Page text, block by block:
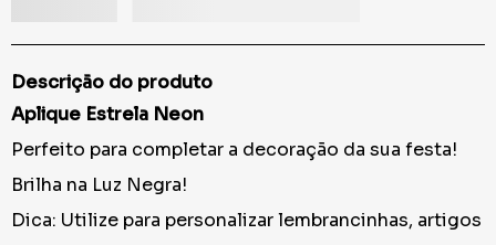
Descrição do produto
Aplique Estrela Neon
Perfeito para completar a decoração da sua festa!
Brilha na Luz Negra!
Dica: Utilize para personalizar lembrancinhas, artigos